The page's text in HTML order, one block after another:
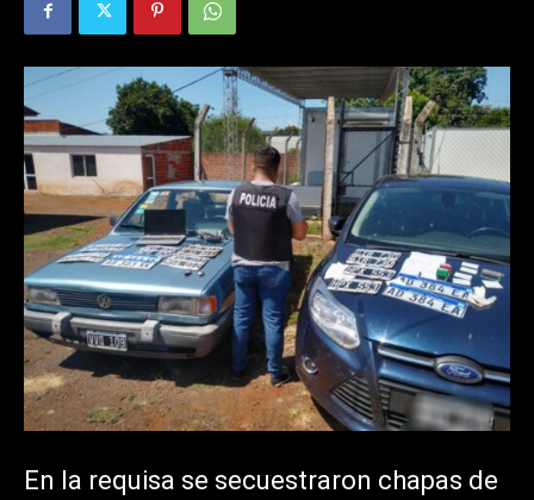
En la requisa se secuestraron chapas de